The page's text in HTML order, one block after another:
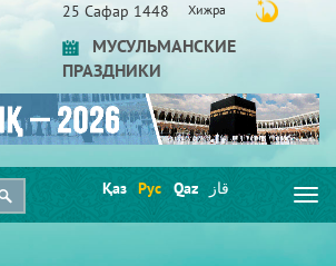
25 Сафар 1448 Хижра
МУСУЛЬМАНСКИЕ
ПРАЗДНИКИ
Қаз Рус Qaz قاز